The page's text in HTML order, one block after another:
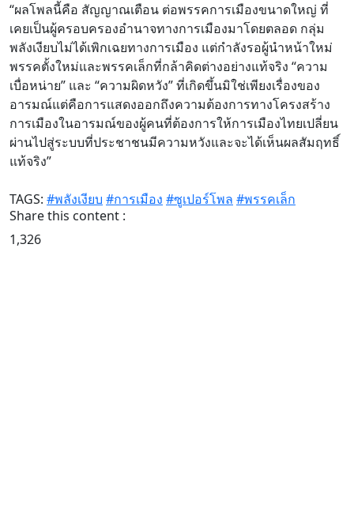
“ผลโพลนี้คือ สัญญาณเตือน ต่อพรรคการเมืองขนาดใหญ่ ที่
เคยเป็นผู้ครอบครองอำนาจทางการเมืองมาโดยตลอด กลุ่ม
พลังเงียบไม่ได้เพิกเฉยทางการเมือง แต่กำลังรอผู้นำหน้าใหม่
พรรคตั้งใหม่และพรรคเล็กที่กล้าคิดต่างอย่างแท้จริง “ความ
เบื่อหน่าย” และ “ความผิดหวัง” ที่เกิดขึ้นมิใช่เพียงเรื่องของ
อารมณ์แต่คือการแสดงออกถึงความต้องการทางโครงสร้าง
การเมืองในอารมณ์ของผู้คนที่ต้องการให้การเมืองไทยเปลี่ยน
ผ่านไปสู่ระบบที่ประชาชนมีความหวังและจะได้เห็นผลสัมฤทธิ์
แท้จริง”
TAGS: #พลังเงียบ #การเมือง #ซูเปอร์โพล #พรรคเล็ก
Share this content :
1,326